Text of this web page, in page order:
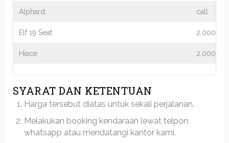
Alphard call
Elf 19 Seat
Hiace
SYARAT DAN KETENTUAN
Harga tersebut diatas untuk sekali perjalanan.
Melakukan booking kendaraan lewat telpon,
whatsapp atau mendatangi kantor kami.